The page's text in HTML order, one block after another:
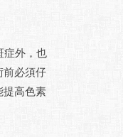
症外，也
前必須仔
提高色素